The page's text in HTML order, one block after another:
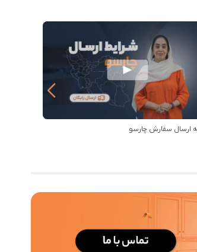
ارسال سفارش چارسو